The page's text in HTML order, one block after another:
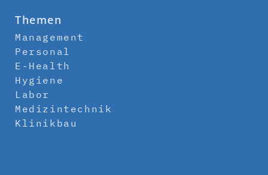
Themen
Management
Personal
E-Health
Hygiene
Labor
Medizintechnik
Klinikbau